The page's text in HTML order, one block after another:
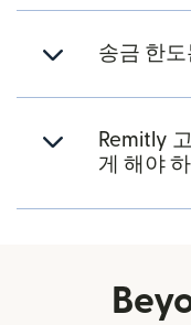
송금 한
Remitly
게 해야